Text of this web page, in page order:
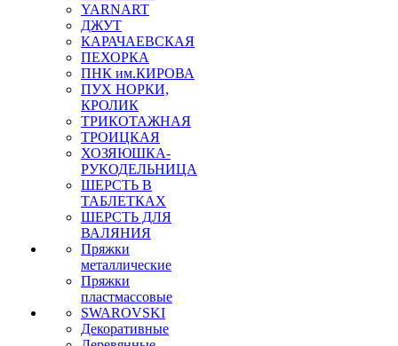
YARNART
ДЖУТ
КАРАЧАЕВСКАЯ
ПЕХОРКА
ПНК им.КИРОВА
ПУХ НОРКИ,
КРОЛИК
ТРИКОТАЖНАЯ
ТРОИЦКАЯ
ХОЗЯЮШКА-
РУКОДЕЛЬНИЦА
ШЕРСТЬ В
ТАБЛЕТКАХ
ШЕРСТЬ ДЛЯ
ВАЛЯНИЯ
Пряжки
металлические
Пряжки
пластмассовые
SWAROVSKI
Декоративные